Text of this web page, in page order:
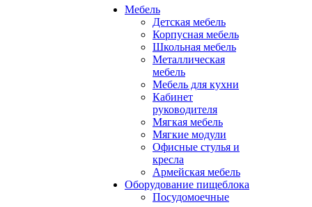
Мебель
Детская мебель
Корпусная мебель
Школьная мебель
Металлическая
мебель
Мебель для кухни
Кабинет
руководителя
Мягкая мебель
Мягкие модули
Офисные стулья и
кресла
Армейская мебель
Оборудование пищеблока
Посудомоечные